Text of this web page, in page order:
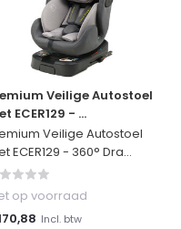
Veilige Autostoel
ECER129 - ...
Veilige Autostoel
ECER129 - 360° Dra...
op voorraad
Incl. btw